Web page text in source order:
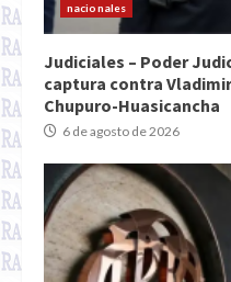
nacionales
Judiciales – Poder
captura contra
Chupuro-Huasicancha
6 de agosto de 2026